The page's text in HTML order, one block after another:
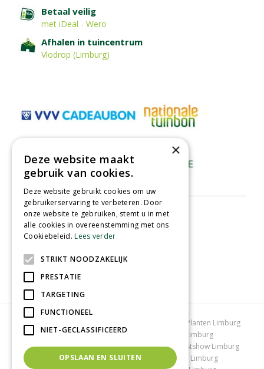
Betaal veilig
met iDeal - Wero
Afhalen in tuincentrum
Vlodrop (Limburg)
Tuincentrum Limburg
Planten Limburg
Bomen en struiken Limburg
Tuinplanten Limburg
Tuincentrum Vlodrop Gartencenter Vlodrop
Kerstshow Limburg
Kerstverlichting Lemax huisjes
Vijvervissen Limburg
×
Deze website maakt
gebruik van cookies.
Deze website gebruikt cookies om uw
gebruikerservaring te verbeteren. Door
onze website te gebruiken, stemt u in met
alle cookies in overeenstemming met ons
Cookiebeleid.Lees verder
STRIKT NOODZAKELIJK
PRESTATIE
TARGETING
FUNCTIONEEL
NIET-GECLASSIFICEERD
OPSLAAN EN SLUITEN